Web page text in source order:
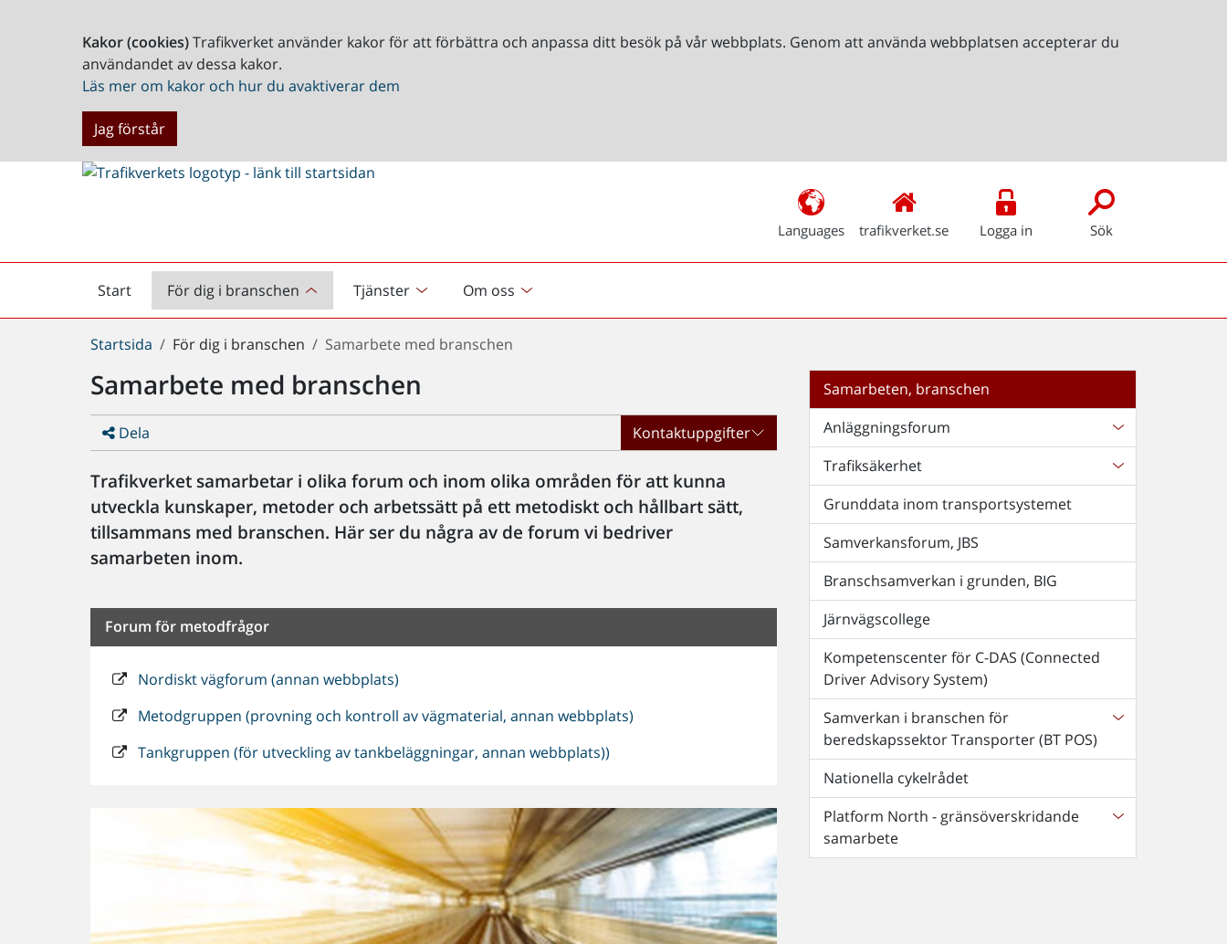
Kakor (cookies)Trafikverket använder kakor för att förbättra och anpassa ditt besök på vår webbplats. Genom att använda webbplatsen accepterar du
användandet av dessa kakor.
Läs mer om kakor och hur du avaktiverar dem
Jag förstår
Languages trafikverket.se Logga in Sök
Start
Startsida För dig i branschen Tjänster Om oss
Du
här:
Startsida För dig i branschen Samarbete med branschen
Samarbete med branschen
Dela Kontaktuppgifter
Trafikverket samarbetar i olika forum och inom olika områden för att kunna
utveckla kunskaper, metoder och arbetssätt på ett metodiskt och hållbart sätt,
tillsammans med branschen. Här ser du några av de forum vi bedriver
samarbeten inom.
Forum för metodfrågor
Nordiskt vägforum (annan webbplats)
Metodgruppen (provning och kontroll av vägmaterial, annan webbplats)
Tankgruppen (för utveckling av tankbeläggningar, annan webbplats))
Samarbeten, branschen
Anläggningsforum
Trafiksäkerhet
Grunddata inom transportsystemet
Samverkansforum, JBS
Branschsamverkan i grunden, BIG
Järnvägscollege
Kompetenscenter för C-DAS (Connected
Driver Advisory System)
Samverkan i branschen för
beredskapssektor Transporter (BT POS)
Nationella cykelrådet
Platform North - gränsöverskridande
samarbete